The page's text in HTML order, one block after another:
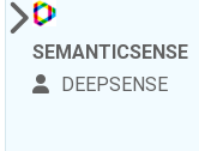
SEMANTICSENSE
DEEPSENSE